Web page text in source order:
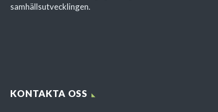
samhällsutvecklingen.
KONTAKTA OSS